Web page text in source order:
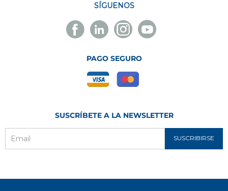
SÍGUENOS
Facebook
Novelec
Linkedin
Novelec
Instagram
Novelec
Youtube
Novelec
PAGO SEGURO
SUSCRÍBETE A LA NEWSLETTER
SUSCRIBIRSE